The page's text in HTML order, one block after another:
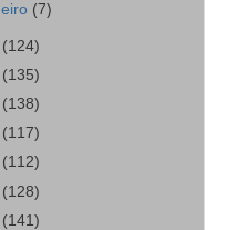
(7)
(124)
(135)
(138)
(117)
(112)
(128)
(141)